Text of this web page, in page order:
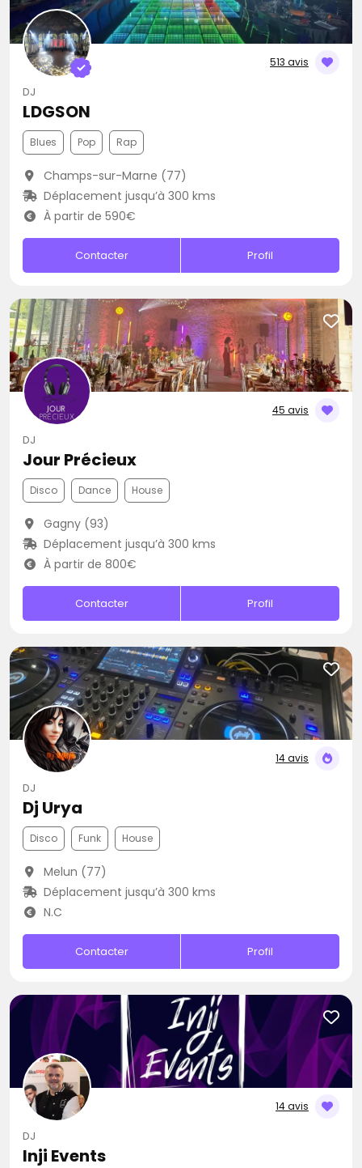
513 avis
DJ
LDGSON
Blues Pop Rap
Champs-sur-Marne (77)
Déplacement jusqu’à 300 kms
À partir de 590€
Contacter Profil
45 avis
DJ
Jour Précieux
Disco Dance House
Gagny (93)
Déplacement jusqu’à 300 kms
À partir de 800€
Contacter Profil
14 avis
DJ
Dj Urya
Disco Funk House
Melun (77)
Déplacement jusqu’à 300 kms
N.C
Contacter Profil
14 avis
DJ
Inji Events